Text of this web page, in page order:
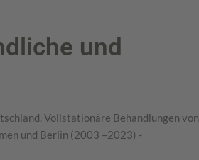
und
Vollstationäre Behandlungen von
und Berlin (2003 –2023) -